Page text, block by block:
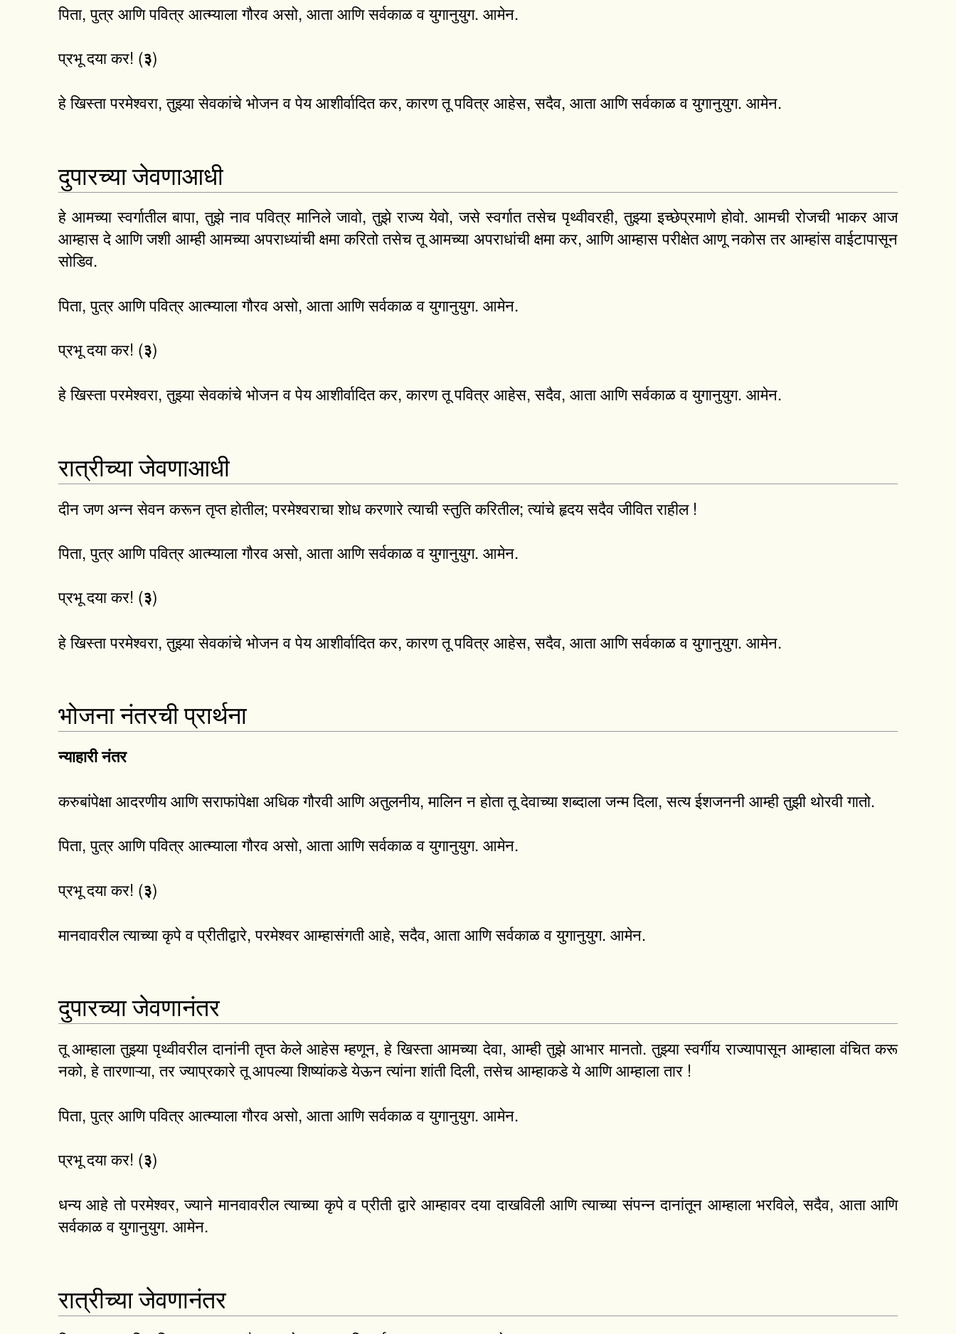
पिता, पुत्र आणि पवित्र आत्म्याला गौरव असो, आता आणि सर्वकाळ व युगानुयुग. आमेन.
प्रभू दया कर! (३)
हे खिस्ता परमेश्वरा, तुझ्या सेवकांचे भोजन व पेय आशीर्वादित कर, कारण तू पवित्र आहेस, सदैव, आता आणि सर्वकाळ व युगानुयुग. आमेन.
दुपारच्या जेवणाआधी
हे आमच्या स्वर्गातील बापा, तुझे नाव पवित्र मानिले जावो, तुझे राज्य येवो, जसे स्वर्गात तसेच पृथ्वीवरही, तुझ्या इच्छेप्रमाणे होवो. आमची रोजची भाकर आज
आम्हास दे आणि जशी आम्ही आमच्या अपराध्यांची क्षमा करितो तसेच तू आमच्या अपराधांची क्षमा कर, आणि आम्हास परीक्षेत आणू नकोस तर आम्हांस वाईटापासून
सोडिव.
पिता, पुत्र आणि पवित्र आत्म्याला गौरव असो, आता आणि सर्वकाळ व युगानुयुग. आमेन.
प्रभू दया कर! (३)
हे खिस्ता परमेश्वरा, तुझ्या सेवकांचे भोजन व पेय आशीर्वादित कर, कारण तू पवित्र आहेस, सदैव, आता आणि सर्वकाळ व युगानुयुग. आमेन.
रात्रीच्या जेवणाआधी
दीन जण अन्न सेवन करून तृप्त होतील; परमेश्वराचा शोध करणारे त्याची स्तुति करितील; त्यांचे हृदय सदैव जीवित राहील !
पिता, पुत्र आणि पवित्र आत्म्याला गौरव असो, आता आणि सर्वकाळ व युगानुयुग. आमेन.
प्रभू दया कर! (३)
हे खिस्ता परमेश्वरा, तुझ्या सेवकांचे भोजन व पेय आशीर्वादित कर, कारण तू पवित्र आहेस, सदैव, आता आणि सर्वकाळ व युगानुयुग. आमेन.
भोजना नंतरची प्रार्थना
न्याहारी नंतर
करुबांपेक्षा आदरणीय आणि सराफांपेक्षा अधिक गौरवी आणि अतुलनीय, मालिन न होता तू देवाच्या शब्दाला जन्म दिला, सत्य ईशजननी आम्ही तुझी थोरवी गातो.
पिता, पुत्र आणि पवित्र आत्म्याला गौरव असो, आता आणि सर्वकाळ व युगानुयुग. आमेन.
प्रभू दया कर! (३)
मानवावरील त्याच्या कृपे व प्रीतीद्वारे, परमेश्वर आम्हासंगती आहे, सदैव, आता आणि सर्वकाळ व युगानुयुग. आमेन.
दुपारच्या जेवणानंतर
तू आम्हाला तुझ्या पृथ्वीवरील दानांनी तृप्त केले आहेस म्हणून, हे खिस्ता आमच्या देवा, आम्ही तुझे आभार मानतो. तुझ्या स्वर्गीय राज्यापासून आम्हाला वंचित करू
नको, हे तारणाऱ्या, तर ज्याप्रकारे तू आपल्या शिष्यांकडे येऊन त्यांना शांती दिली, तसेच आम्हाकडे ये आणि आम्हाला तार !
पिता, पुत्र आणि पवित्र आत्म्याला गौरव असो, आता आणि सर्वकाळ व युगानुयुग. आमेन.
प्रभू दया कर! (३)
धन्य आहे तो परमेश्वर, ज्याने मानवावरील त्याच्या कृपे व प्रीती द्वारे आम्हावर दया दाखविली आणि त्याच्या संपन्न दानांतून आम्हाला भरविले, सदैव, आता आणि
सर्वकाळ व युगानुयुग. आमेन.
रात्रीच्या जेवणानंतर